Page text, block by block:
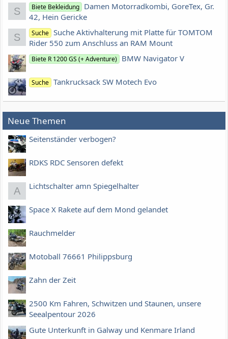
S Biete Bekleidung Damen Motorradkombi, GoreTex, Gr.
42, Hein Gericke
S Suche Suche Aktivhalterung mit Platte für TOMTOM
Rider 550 zum Anschluss an RAM Mount
Biete R 1200 GS (+ Adventure) BMW Navigator V
Suche Tankrucksack SW Motech Evo
Neue Themen
Seitenständer verbogen?
RDKS RDC Sensoren defekt
A Lichtschalter amn Spiegelhalter
Space X Rakete auf dem Mond gelandet
Rauchmelder
Motoball 76661 Philippsburg
Zahn der Zeit
2500 Km Fahren, Schwitzen und Staunen, unsere
Seealpentour 2026
Gute Unterkunft in Galway und Kenmare Irland